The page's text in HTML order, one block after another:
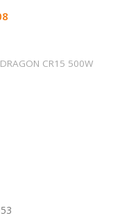
DRAGON CR15 500W